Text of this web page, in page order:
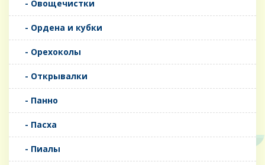
- Овощечистки
- Ордена и кубки
- Орехоколы
- Открывалки
- Панно
- Пасха
- Пиалы